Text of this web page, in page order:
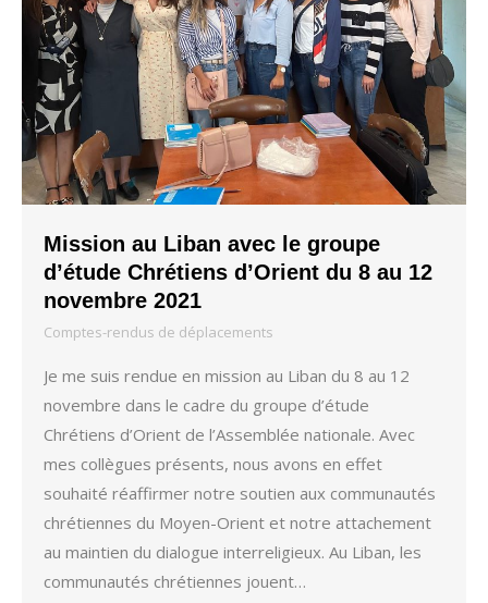
Mission au Liban avec le groupe
d’étude Chrétiens d’Orient du 8 au 12
novembre 2021
Comptes-rendus de déplacements
Je me suis rendue en mission au Liban du 8 au 12
novembre dans le cadre du groupe d’étude
Chrétiens d’Orient de l’Assemblée nationale. Avec
mes collègues présents, nous avons en effet
souhaité réaffirmer notre soutien aux communautés
chrétiennes du Moyen-Orient et notre attachement
au maintien du dialogue interreligieux. Au Liban, les
communautés chrétiennes jouent…